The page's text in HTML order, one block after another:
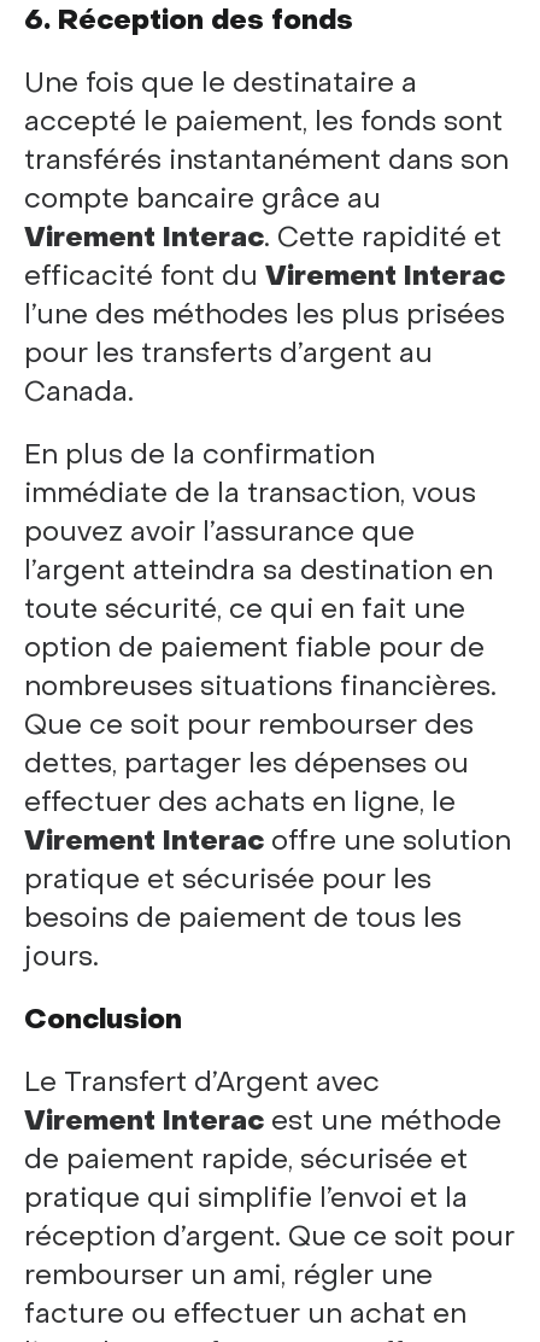
6. Réception des fonds
Une fois que le destinataire a
accepté le paiement, les fonds sont
transférés instantanément dans son
compte bancaire grâce au
Virement Interac. Cette rapidité et
efficacité font du Virement Interac
l’une des méthodes les plus prisées
pour les transferts d’argent au
Canada.
En plus de la confirmation
immédiate de la transaction, vous
pouvez avoir l’assurance que
l’argent atteindra sa destination en
toute sécurité, ce qui en fait une
option de paiement fiable pour de
nombreuses situations financières.
Que ce soit pour rembourser des
dettes, partager les dépenses ou
effectuer des achats en ligne, le
Virement Interac offre une solution
pratique et sécurisée pour les
besoins de paiement de tous les
jours.
Conclusion
Le Transfert d’Argent avec
Virement Interac est une méthode
de paiement rapide, sécurisée et
pratique qui simplifie l’envoi et la
réception d’argent. Que ce soit pour
rembourser un ami, régler une
facture ou effectuer un achat en